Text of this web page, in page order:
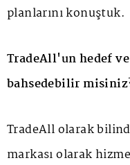
planlarını konuştuk.
TradeAll'un hedef
bahsedebilir
TradeAll olarak
markası olarak